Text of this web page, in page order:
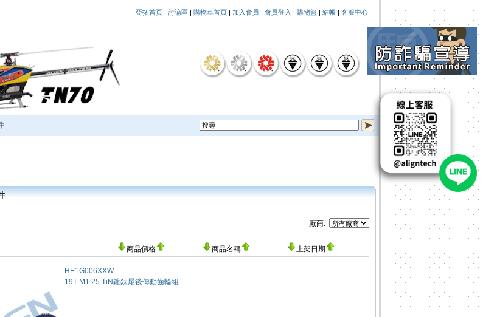
亞拓首頁 | 討論區 | 購物車首頁 | 加入會員 | 會員登入 | 購物籃 | 結帳 | 客服中心
廠商:
商品價格 商品名稱 上架日期
HE1G006XXW
19T M1.25 TiN鍍鈦尾後傳動齒輪組